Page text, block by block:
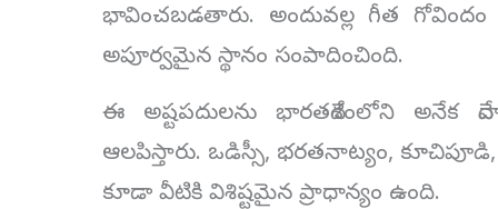
భావించబడతారు. అందువల్ల గీత
అపూర్వమైన స్థానం సంపాదించింది.
ఈ అష్టపదులను భారతదేశంలోని అనేక
ఆలపిస్తారు. ఒడిస్సీ, భరతనాట్యం,
కూడా వీటికి విశిష్టమైన ప్రాధాన్యం ఉంది.